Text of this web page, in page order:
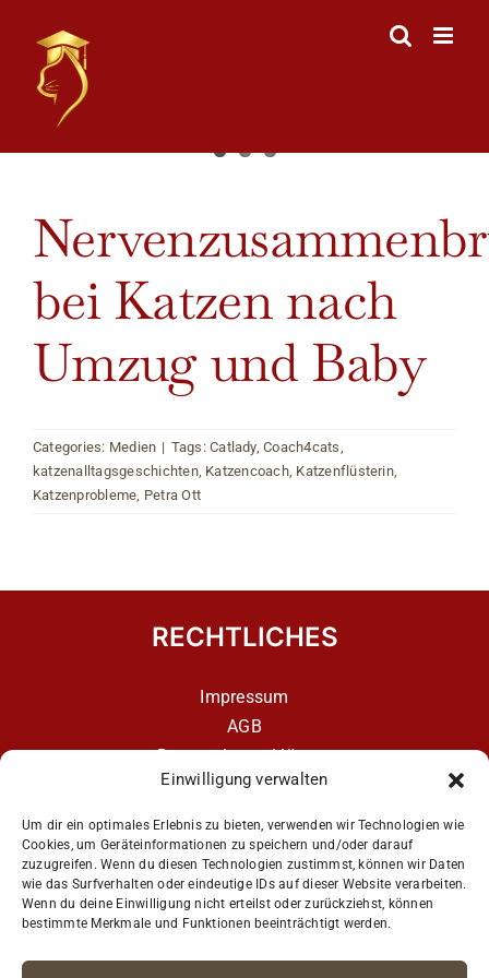
Einwilligung verwalten
Um dir ein optimales Erlebnis zu bieten, verwenden wir Technologien wie
Cookies, um Geräteinformationen zu speichern und/oder darauf
zuzugreifen. Wenn du diesen Technologien zustimmst, können wir Daten
wie das Surfverhalten oder eindeutige IDs auf dieser Website verarbeiten.
Wenn du deine Einwilligung nicht erteilst oder zurückziehst, können
bestimmte Merkmale und Funktionen beeinträchtigt werden.
content
Larger
Image
bei Katzen nach
Umzug und Baby
Categories: Medien | Tags:Catlady,Coach4cats,
katzenalltagsgeschichten, Katzencoach, Katzenflüsterin,
Katzenprobleme, Petra Ott
RECHTLICHES
Impressum
AGB
Datenschutzerklärung
Datenschutzerklärung – aCATemy Katzentraining
App
Get Social